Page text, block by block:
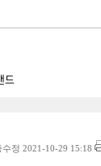
드
정 2021-10-29 15:18